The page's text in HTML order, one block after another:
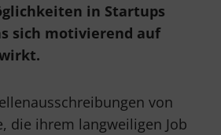
in Startups
sich motivierend auf
von
die ihrem langweiligen Job